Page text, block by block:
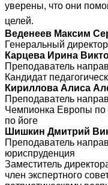
уверены, что они
целей.
Веденеев Максим
Генеральный директор
Карцева Ирина
Преподаватель
Кандидат
Кириллова Алиса
Преподаватель
Чемпионка Европы по
по йоге
Шишкин Дмитрий
Преподаватель
юриспруденция
Заместитель
член экспертного